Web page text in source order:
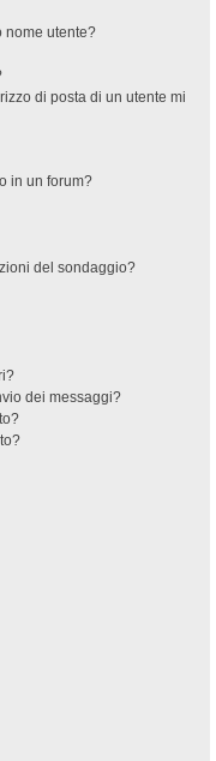
nome utente?
di posta di un utente mi
in un forum?
del sondaggio?
dei messaggi?